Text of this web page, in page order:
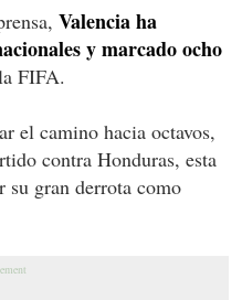
Valencia ha
y marcado ocho
FIFA.
el camino hacia octavos,
contra Honduras, esta
su gran derrota como